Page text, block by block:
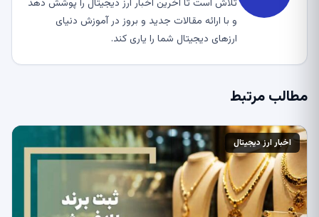
تلاش است تا آخرین اخبار ارز دیجیتال را پوشش دهد
و با ارائه مقالات جدید و بروز در آموزش دنیای
ارزهای دیجیتال شما را یاری کند.
مطالب مرتبط
اخبار ارز دیجیتال